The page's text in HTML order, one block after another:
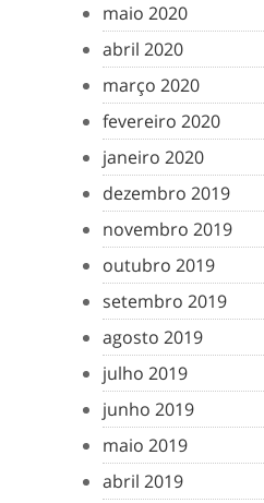
maio 2020
abril 2020
março 2020
fevereiro 2020
janeiro 2020
dezembro 2019
novembro 2019
outubro 2019
setembro 2019
agosto 2019
julho 2019
junho 2019
maio 2019
abril 2019